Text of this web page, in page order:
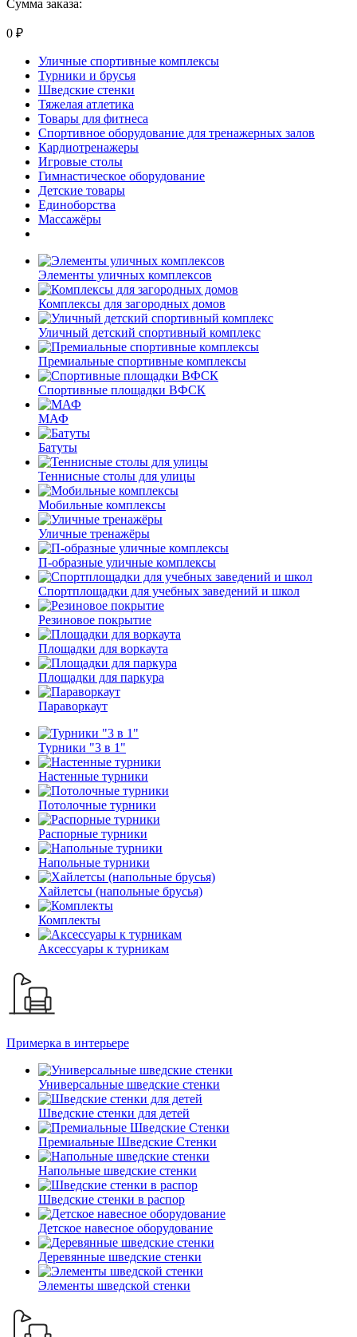
Сумма заказа:
0 ₽
Уличные спортивные комплексы
Турники и брусья
Шведские стенки
Тяжелая атлетика
Товары для фитнеса
Спортивное оборудование для тренажерных залов
Кардиотренажеры
Игровые столы
Гимнастическое оборудование
Детские товары
Единоборства
Массажёры
Элементы уличных комплексов
Комплексы для загородных домов
Уличный детский спортивный комплекс
Премиальные спортивные комплексы
Спортивные площадки ВФСК
МАФ
Батуты
Теннисные столы для улицы
Мобильные комплексы
Уличные тренажёры
П-образные уличные комплексы
Спортплощадки для учебных заведений и школ
Резиновое покрытие
Площадки для воркаута
Площадки для паркура
Параворкаут
Турники "3 в 1"
Настенные турники
Потолочные турники
Распорные турники
Напольные турники
Хайлетсы (напольные брусья)
Комплекты
Аксессуары к турникам
Примерка в интерьере
Универсальные шведские стенки
Шведские стенки для детей
Премиальные Шведские Стенки
Напольные шведские стенки
Шведские стенки в распор
Детское навесное оборудование
Деревянные шведские стенки
Элементы шведской стенки